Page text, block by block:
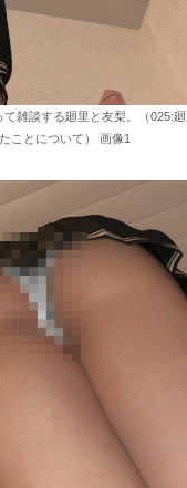
雑談する廻里と友梨。（025:
ことについて） 画像1